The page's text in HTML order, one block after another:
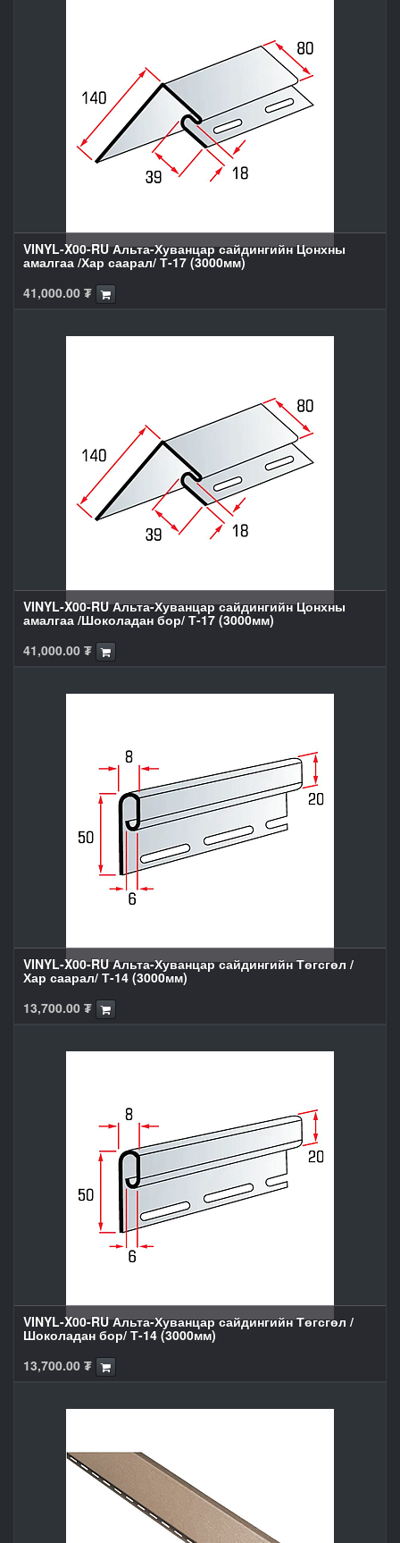
VINYL-X00-RU Альта-Хуванцар сайдингийн Цонхны
амалгаа /Хар саарал/ Т-17 (3000мм)
41,000.00 ₮
VINYL-X00-RU Альта-Хуванцар сайдингийн Цонхны
амалгаа /Шоколадан бор/ Т-17 (3000мм)
41,000.00 ₮
VINYL-X00-RU Альта-Хуванцар сайдингийн Төгсгөл /
Хар саарал/ Т-14 (3000мм)
13,700.00 ₮
VINYL-X00-RU Альта-Хуванцар сайдингийн Төгсгөл /
Шоколадан бор/ Т-14 (3000мм)
13,700.00 ₮